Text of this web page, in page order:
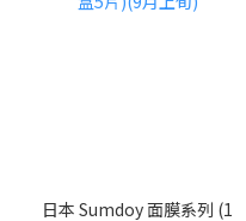
日本 Sumdoy 面膜系列 (1